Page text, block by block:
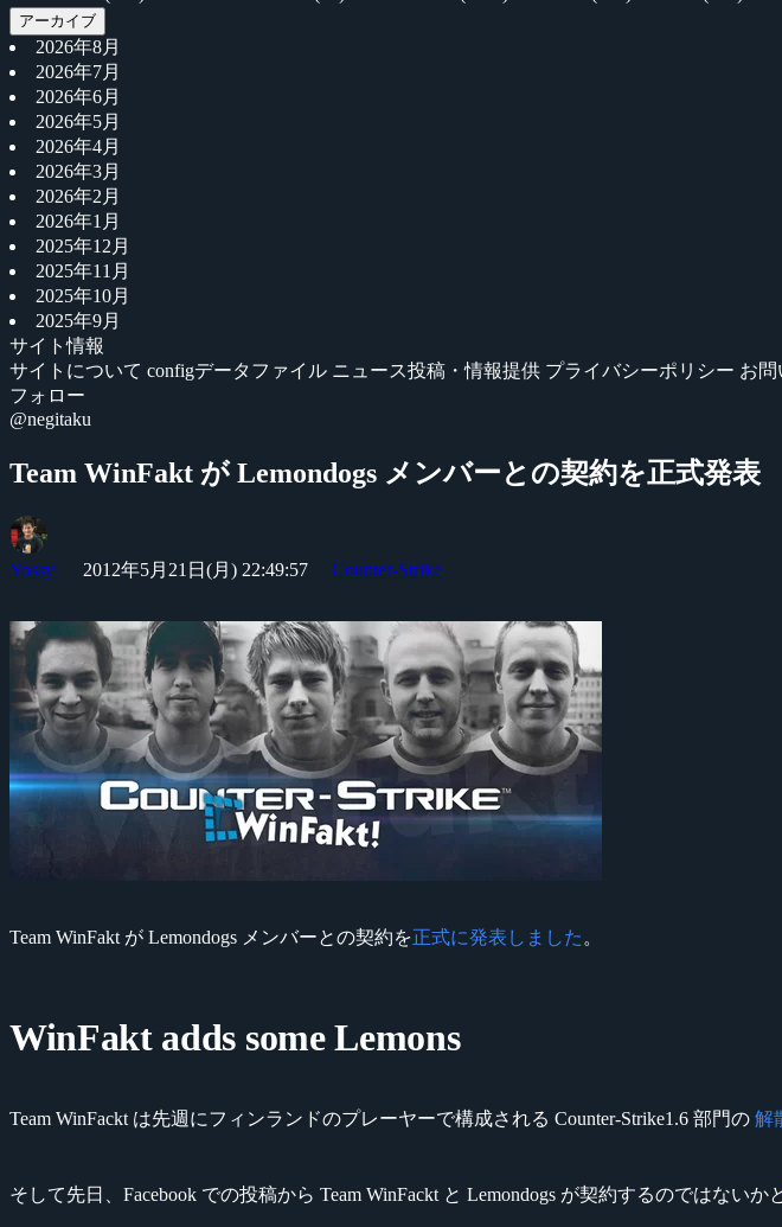
アーカイブ
2026年8月
2026年7月
2026年6月
2026年5月
2026年4月
2026年3月
2026年2月
2026年1月
2025年12月
2025年11月
2025年10月
2025年9月
サイト情報
サイトについて configデータファイル ニュース投稿・情報提供 プライバシーポリシー お問
フォロー
@negitaku
Team WinFakt が Lemondogs メンバーとの契約を正式発表
Yossy 2012年5月21日(月) 22:49:57 Counter-Strike
Team WinFakt が Lemondogs メンバーとの契約を正式に発表しました 。
WinFakt adds some Lemons
Team WinFackt は先週にフィンランドのプレーヤーで構成される Counter-Strike1.6 部門の 解
そして先日、Facebook での投稿から Team WinFackt と Lemondogs が契約するのではないか